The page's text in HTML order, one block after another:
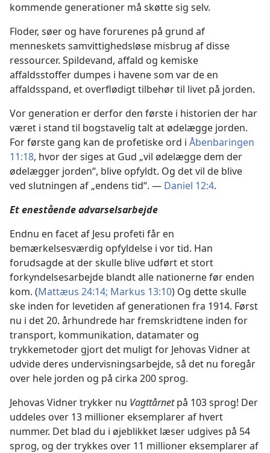
kommende generationer må skøtte sig selv.
Floder, søer og have forurenes på grund af
menneskets samvittighedsløse misbrug af disse
ressourcer. Spildevand, affald og kemiske
affaldsstoffer dumpes i havene som var de en
affaldsspand, et overflødigt tilbehør til livet på jorden.
Vor generation er derfor den første i historien der har
været i stand til bogstavelig talt at ødelægge jorden.
For første gang kan de profetiske ord i Åbenbaringen
11:18, hvor der siges at Gud „vil ødelægge dem der
ødelægger jorden“, blive opfyldt. Og det vil de blive
ved slutningen af „endens tid“. — Daniel 12:4.
Et enestående advarselsarbejde
Endnu en facet af Jesu profeti får en
bemærkelsesværdig opfyldelse i vor tid. Han
forudsagde at der skulle blive udført et stort
forkyndelsesarbejde blandt alle nationerne før enden
kom. (Mattæus 24:14; Markus 13:10) Og dette skulle
ske inden for levetiden af generationen fra 1914. Først
nu i det 20. århundrede har fremskridtene inden for
transport, kommunikation, datamater og
trykkemetoder gjort det muligt for Jehovas Vidner at
udvide deres undervisningsarbejde, så det nu foregår
over hele jorden og på cirka 200 sprog.
Jehovas Vidner trykker nu Vagttårnetpå 103 sprog! Der
uddeles over 13 millioner eksemplarer af hvert
nummer. Det blad du i øjeblikket læser udgives på 54
sprog, og der trykkes over 11 millioner eksemplarer af